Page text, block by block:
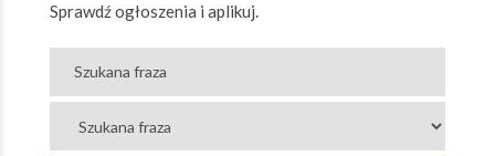
Sprawdź ogłoszenia i aplikuj.